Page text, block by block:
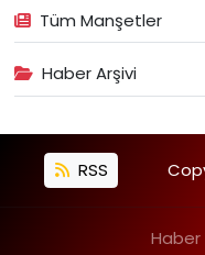
Tüm Manşetler
Haber Arşivi
RSS
Haber